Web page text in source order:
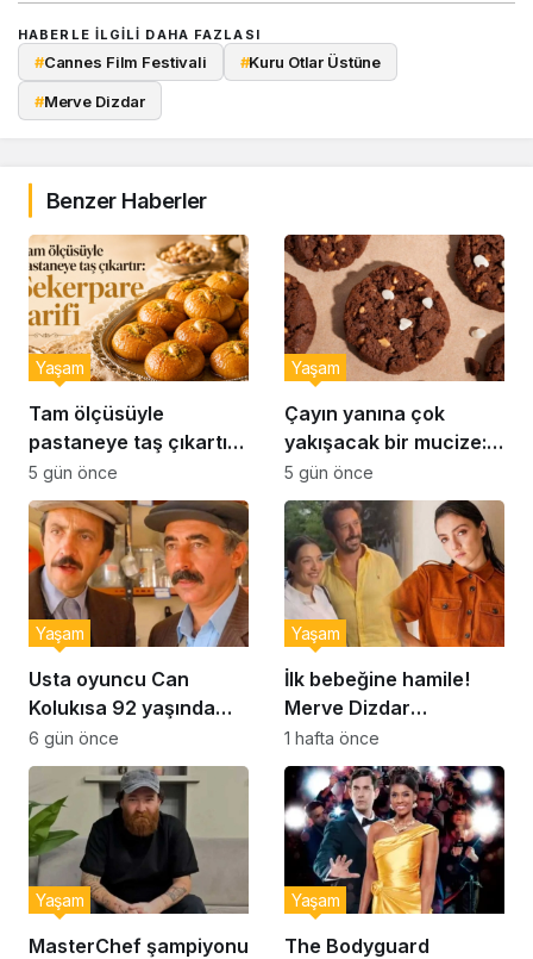
HABERLE ILGILI DAHA FAZLASI
#Cannes Film Festivali #Kuru Otlar Üstüne
#Merve Dizdar
Benzer Haberler
Tam ölçüsüyle
pastaneye taş çıkartır:
Şekerpare tarifi
Yaşam
5 gün önce
Çayın yanına çok
yakışacak bir mucize:
Brownie tadında ıslak
kurabiye tarifi…
Yaşam
5 gün önce
Usta oyuncu Can
Kolukısa 92 yaşında
hayatını kaybetti
Yaşam
6 gün önce
İlk bebeğine hamile!
Merve Dizdar
sessizliğini bozdu: ‘İsim
bulmak çok zor’
Yaşam
1 hafta önce
MasterChef şampiyonu
Yaşam
The Bodyguard
Yaşam